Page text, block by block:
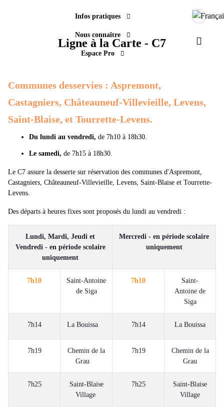
Infos pratiques
Nous connaître
Espace Pro
Ligne à la Carte - C7
Communes desservies : Aspremont,
Castagniers, Châteauneuf-Villevieille, Levens,
Saint-Blaise, et Tourrette-Levens.
Du lundi au vendredi, de 7h10 à 18h30.
Le samedi, de 7h15 à 18h30.
Le C7 assure la desserte sur réservation des communes d'Aspremont,
Castagniers, Châteauneuf-Villevieille, Levens, Saint-Blaise et Tourrette-
Levens.
Des départs à heures fixes sont proposés du lundi au vendredi :
Lundi, Mardi, Jeudi et
Vendredi - en période scolaire
uniquement
Mercredi - en période scolaire
uniquement
7h10
Saint-Antoine
de Siga
7h10
Saint-
Antoine de
Siga
7h14 La Bouissa 7h14 La Bouissa
7h19
Chemin de la
Grau
7h19
Chemin de la
Grau
7h25
Saint-Blaise
Village
7h25
Saint-Blaise
Village